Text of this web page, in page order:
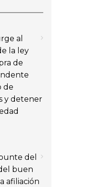
al
la ley
de
de
y detener
del
buen
afiliación